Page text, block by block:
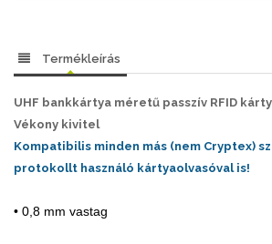
Termékleírás
UHF bankkártya méretű passzív RFID
Vékony kivitel
Kompatibilis minden más (nem Cryptex)
protokollt használó kártyaolvasóval is!
• 0,8 mm vastag